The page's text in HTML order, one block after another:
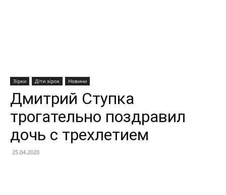
Зірки Діти зірок Новини
Дмитрий Ступка
трогательно поздравил
дочь с трехлетием
25.04.2020